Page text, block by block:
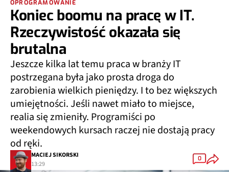
OPROGRAMOWANIE
Koniec boomu na pracę w IT.
Rzeczywistość okazała się
brutalna
Jeszcze kilka lat temu praca w branży IT
postrzegana była jako prosta droga do
zarobienia wielkich pieniędzy. I to bez większych
umiejętności. Jeśli nawet miało to miejsce,
realia się zmieniły. Programiści po
weekendowych kursach raczej nie dostają pracy
od ręki.
MACIEJ SIKORSKI
13:29
0